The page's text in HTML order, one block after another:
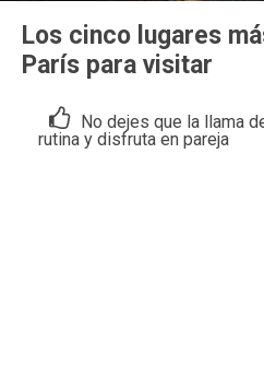
Los cinco lugares
París para visitar
No dejes que la llama
rutina y disfruta en pareja